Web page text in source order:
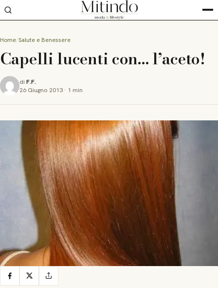
Home Salute e Benessere
Capelli lucenti con… l’aceto!
di F.F.
26 Giugno 2013 · 1 min